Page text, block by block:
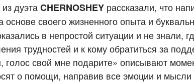
дуэтаCHERNOSHEY рассказали, что
основе своего жизненного опыта и
в непростой ситуации и не знали,
трудностей и к кому обратиться за
голос свой мне подарите» описывают
о помощи, направив все эмоции и